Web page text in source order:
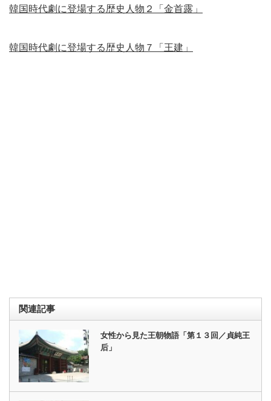
韓国時代劇に登場する歴史人物２「金首露」
韓国時代劇に登場する歴史人物７「王建」
関連記事
女性から見た王朝物語「第１３回／貞純王
后」